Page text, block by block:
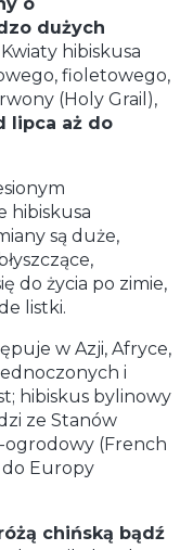
dużych
hibiskusa
fioletowego,
(Holy Grail),
lipca aż do
hibiskusa
są duże,
do życia po zimie,
listki.
w Azji, Afryce,
i
hibiskus bylinowy
ze Stanów
ogrodowy (French
do Europy
chińską bądź